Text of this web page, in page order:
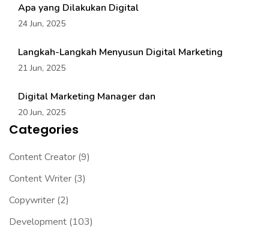
Apa yang Dilakukan Digital
24 Jun, 2025
Langkah-Langkah Menyusun Digital Marketing
21 Jun, 2025
Digital Marketing Manager dan
20 Jun, 2025
Categories
Content Creator (9)
Content Writer (3)
Copywriter (2)
Development (103)